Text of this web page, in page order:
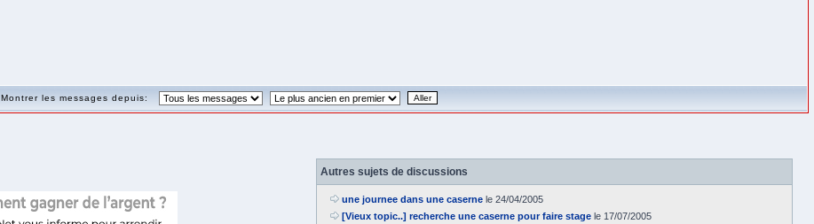
Montrer les messages depuis:
Autres sujets de discussions
une journee dans une caserne le 24/04/2005
[Vieux topic..] recherche une caserne pour faire stage le 17/07/2005